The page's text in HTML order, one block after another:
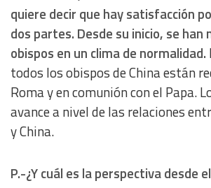
quiere decir que hay satisfacción
dos partes. Desde su inicio, se han
obispos en un clima de normalidad.
todos los obispos de China están
Roma y en comunión con el Papa.
avance a nivel de las relaciones
y China.
P.-¿Y cuál es la perspectiva desde
Develop and improve services
Use limited data to select content
IAB Special Features:
Use precise geolocation data
Identify devices based on information